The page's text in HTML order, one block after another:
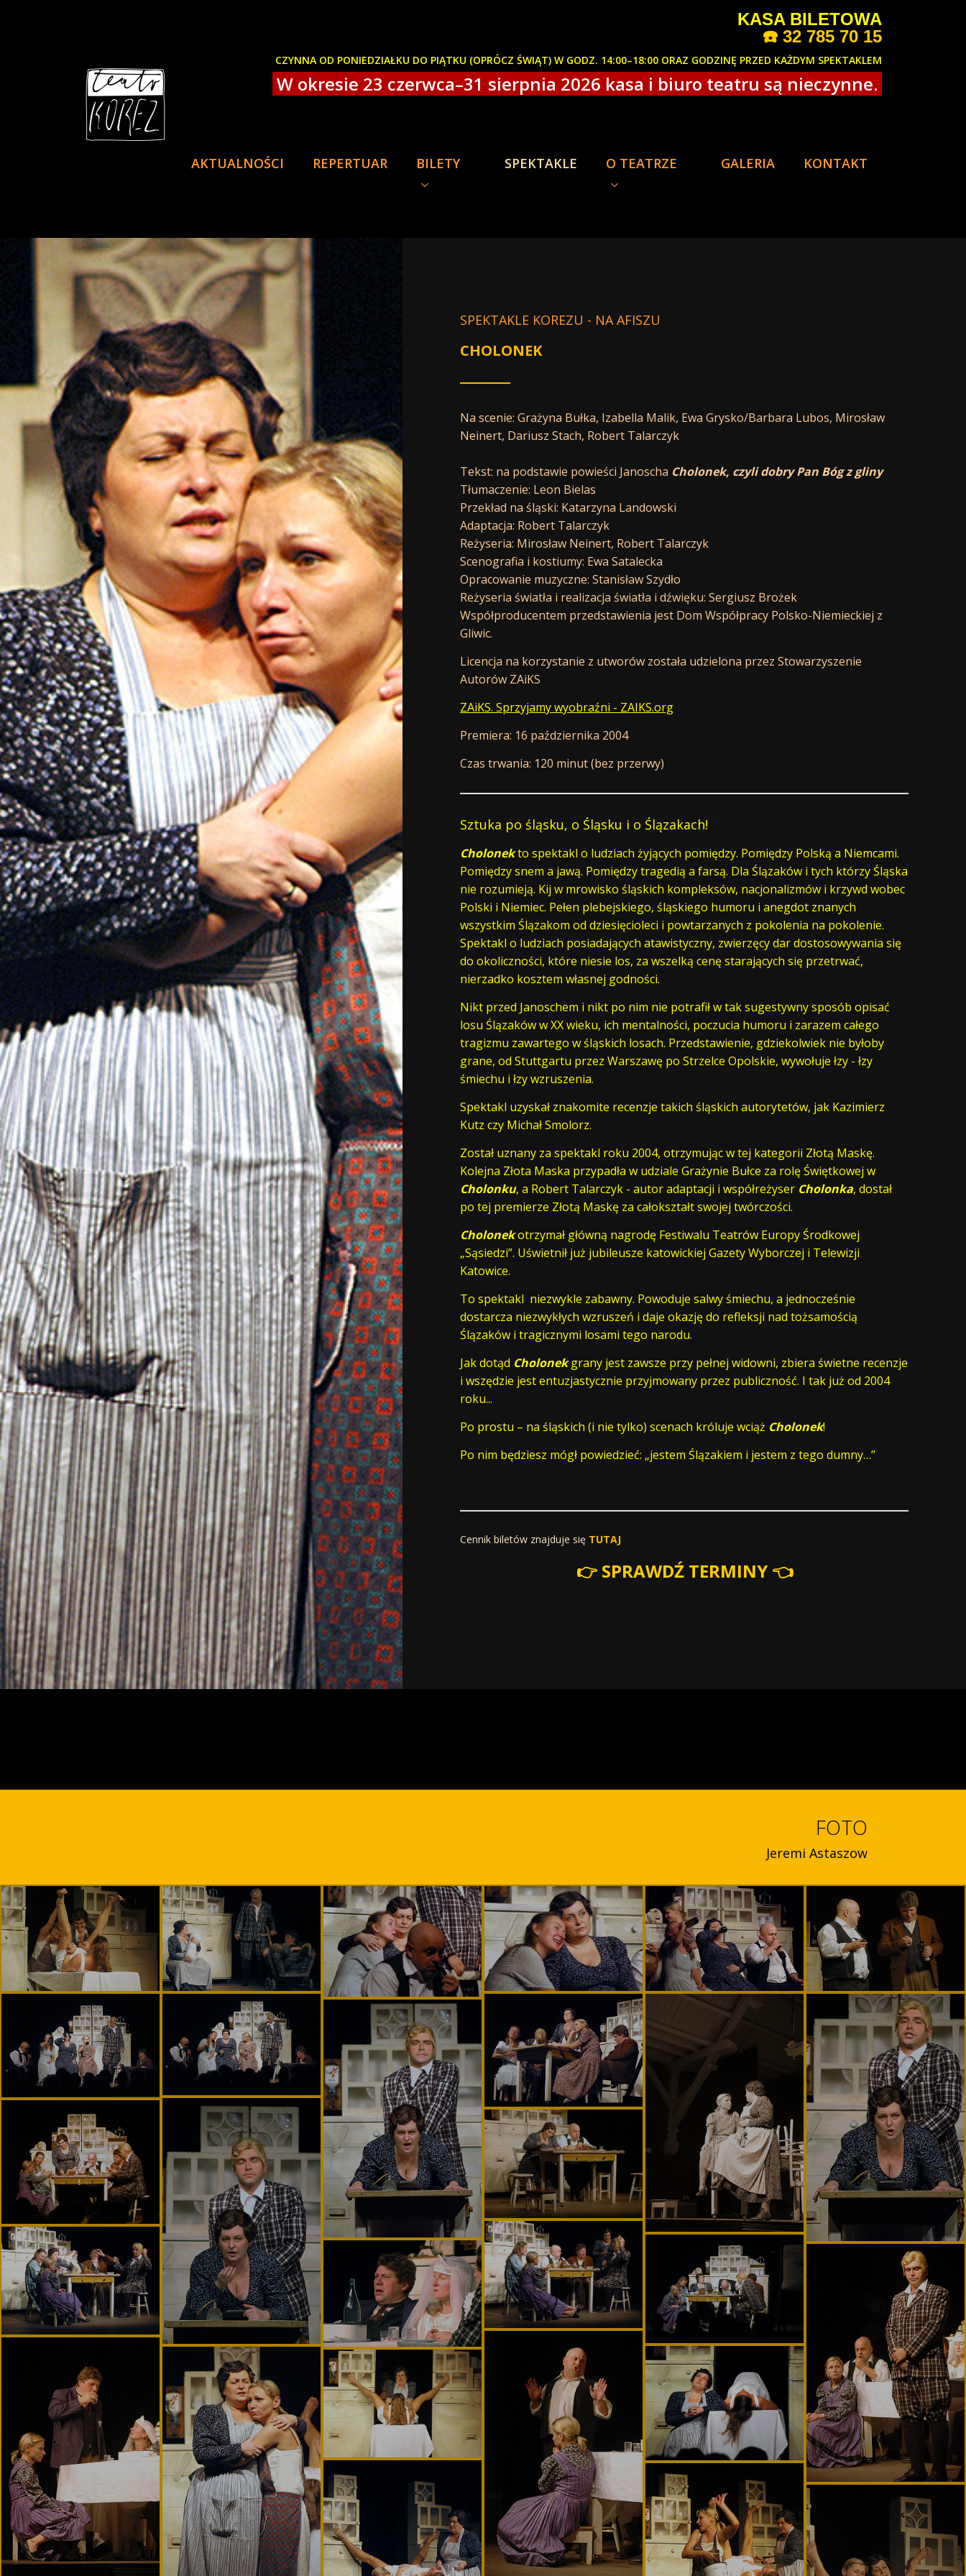
KASA BILETOWA
☎️ 32 785 70 15
CZYNNA OD PONIEDZIAŁKU DO PIĄTKU (OPRÓCZ ŚWIĄT) W GODZ. 14:00–18:00 ORAZ GODZINĘ PRZED KAŻDYM SPEKTAKLEM
W okresie 23 czerwca–31 sierpnia 2026 kasa i biuro teatru są nieczynne.
AKTUALNOŚCI REPERTUAR BILETY SPEKTAKLE O TEATRZE GALERIA KONTAKT
SPEKTAKLE KOREZU - NA AFISZU
CHOLONEK
Na scenie: Grażyna Bułka, Izabella Malik, Ewa Grysko/Barbara Lubos, Mirosław
Neinert, Dariusz Stach, Robert Talarczyk
Tekst: na podstawie powieści Janoscha Cholonek, czyli dobry Pan Bóg z gliny
Tłumaczenie: Leon Bielas
Przekład na śląski: Katarzyna Landowski
Adaptacja: Robert Talarczyk
Reżyseria: Mirosław Neinert, Robert Talarczyk
Scenografia i kostiumy: Ewa Satalecka
Opracowanie muzyczne: Stanisław Szydło
Reżyseria światła i realizacja światła i dźwięku: Sergiusz Brożek
Współproducentem przedstawienia jest Dom Współpracy Polsko-Niemieckiej z
Gliwic.
Licencja na korzystanie z utworów została udzielona przez Stowarzyszenie
Autorów ZAiKS
ZAiKS. Sprzyjamy wyobraźni - ZAIKS.org
Premiera: 16 października 2004
Czas trwania: 120 minut (bez przerwy)
Sztuka po śląsku, o Śląsku i o Ślązakach!
Cholonekto spektakl o ludziach żyjących pomiędzy. Pomiędzy Polską a Niemcami.
Pomiędzy snem a jawą. Pomiędzy tragedią a farsą. Dla Ślązaków i tych którzy Śląska
nie rozumieją. Kij w mrowisko śląskich kompleksów, nacjonalizmów i krzywd wobec
Polski i Niemiec. Pełen plebejskiego, śląskiego humoru i anegdot znanych
wszystkim Ślązakom od dziesięcioleci i powtarzanych z pokolenia na pokolenie.
Spektakl o ludziach posiadających atawistyczny, zwierzęcy dar dostosowywania się
do okoliczności, które niesie los, za wszelką cenę starających się przetrwać,
nierzadko kosztem własnej godności.
Nikt przed Janoschem i nikt po nim nie potrafił w tak sugestywny sposób opisać
losu Ślązaków w XX wieku, ich mentalności, poczucia humoru i zarazem całego
tragizmu zawartego w śląskich losach. Przedstawienie, gdziekolwiek nie byłoby
grane, od Stuttgartu przez Warszawę po Strzelce Opolskie, wywołuje łzy - łzy
śmiechu i łzy wzruszenia.
Spektakl uzyskał znakomite recenzje takich śląskich autorytetów, jak Kazimierz
Kutz czy Michał Smolorz.
Został uznany za spektakl roku 2004, otrzymując w tej kategorii Złotą Maskę.
Kolejna Złota Maska przypadła w udziale Grażynie Bułce za rolę Świętkowej w
Cholonku, a Robert Talarczyk - autor adaptacji i współreżyser Cholonka, dostał
po tej premierze Złotą Maskę za całokształt swojej twórczości.
Cholonekotrzymał główną nagrodę Festiwalu Teatrów Europy Środkowej
„Sąsiedzi”. Uświetnił już jubileusze katowickiej Gazety Wyborczej i Telewizji
Katowice.
To spektakl niezwykle zabawny. Powoduje salwy śmiechu, a jednocześnie
dostarcza niezwykłych wzruszeń i daje okazję do refleksji nad tożsamością
Ślązaków i tragicznymi losami tego narodu.
Jak dotąd Cholonekgrany jest zawsze przy pełnej widowni, zbiera świetne recenzje
i wszędzie jest entuzjastycznie przyjmowany przez publiczność. I tak już od 2004
roku...
Po prostu – na śląskich (i nie tylko) scenach króluje wciąż Cholonek!
Po nim będziesz mógł powiedzieć: „jestem Ślązakiem i jestem z tego dumny…”
Cennik biletów znajduje się TUTAJ
👉 SPRAWDŹ TERMINY 👈
FOTO
Jeremi Astaszow